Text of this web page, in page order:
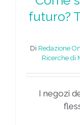
futuro?
Di Redazione
Ricerche di
I negozi